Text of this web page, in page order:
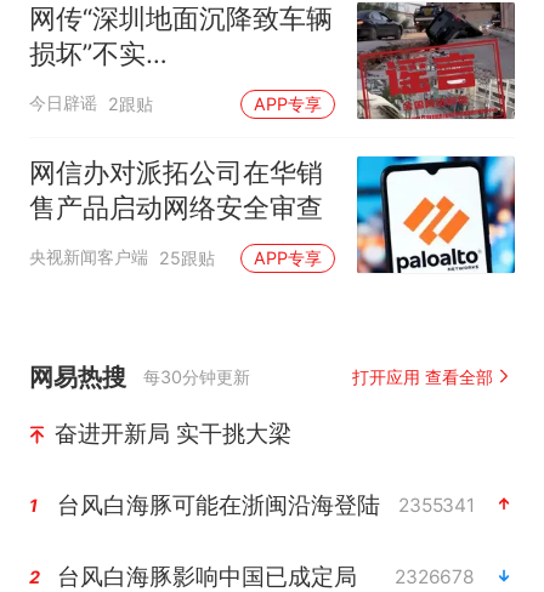
网传“深圳地面沉降致车辆
损坏”不实
（2026·08·06）
今日辟谣 2跟贴 APP专享
网信办对派拓公司在华销
售产品启动网络安全审查
央视新闻客户端 25跟贴 APP专享
网易热搜 每30分钟更新 打开应用 查看全部
奋进开新局 实干挑大梁
1 台风白海豚可能在浙闽沿海登陆 2355341
2 台风白海豚影响中国已成定局 2326678